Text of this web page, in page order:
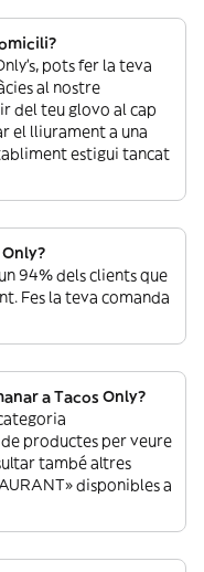
pots fer la teva
al nostre
del teu glovo al cap
el lliurament a una
estigui tancat
94% dels clients que
Fes la teva comanda
a Tacos Only?
de productes per veure
també altres
disponibles a